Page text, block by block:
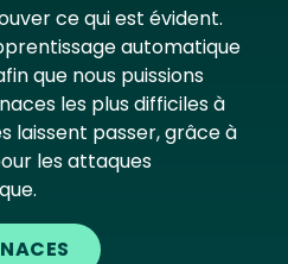
ce qui est évident.
automatique
que nous puissions
les plus difficiles à
laissent passer, grâce à
les attaques